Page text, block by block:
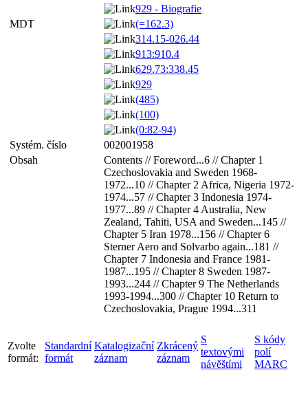
929 - Biografie
MDT
(=162.3)
314.15-026.44
913:910.4
629.73:338.45
929
(485)
(100)
(0:82-94)
Systém. číslo
002001958
Obsah
Contents // Foreword...6 // Chapter 1
Czechoslovakia and Sweden 1968-
1972...10 // Chapter 2 Africa, Nigeria 1972-
1974...57 // Chapter 3 Indonesia 1974-
1977...89 // Chapter 4 Australia, New
Zealand, Tahiti, USA and Sweden...145 //
Chapter 5 Iran 1978...156 // Chapter 6
Sterner Aero and Solvarbo again...181 //
Chapter 7 Indonesia and France 1981-
1987...195 // Chapter 8 Sweden 1987-
1993...244 // Chapter 9 The Netherlands
1993-1994...300 // Chapter 10 Return to
Czechoslovakia, Prague 1994...311
Zvolte
formát:
Standardní
formát
Katalogizační
záznam
Zkrácený
záznam
S
textovými
návěštími
S kódy
polí
MARC